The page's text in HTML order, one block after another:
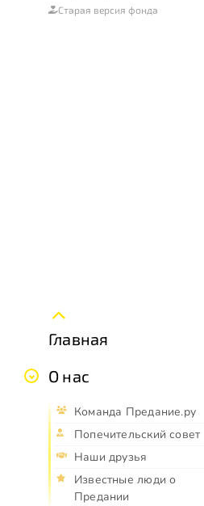
Старая версия фонда
Главная
О нас
Команда Предание.ру
Попечительский совет
Наши друзья
Известные люди о
Предании